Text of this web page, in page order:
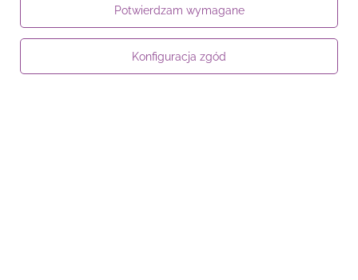
Regulaminy
Potwierdzam wymagane
Konfiguracja zgód